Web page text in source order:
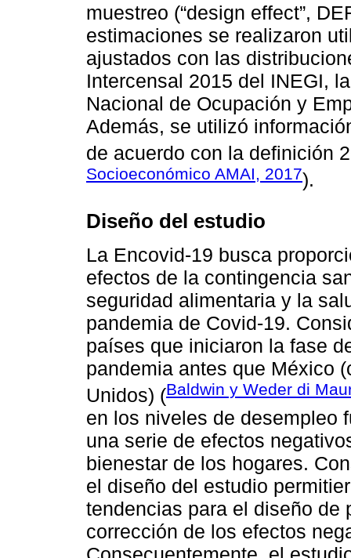
muestreo (“design effect”,
estimaciones se realizaron
ajustados con las
Intercensal 2015 del INEGI,
Nacional de Ocupación y
Además, se utilizó
de acuerdo con la definición
Socioeconómico AMAI, 2017).
Diseño del estudio
La Encovid-19 busca
efectos de la contingencia
seguridad alimentaria y la
pandemia de Covid-19.
países que iniciaron la fase
pandemia antes que México
Unidos) (Baldwin y Weder di
en los niveles de desempleo
una serie de efectos
bienestar de los hogares.
el diseño del estudio
tendencias para el diseño
corrección de los efectos